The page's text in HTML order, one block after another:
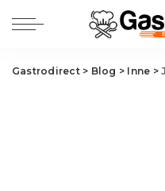
Gastrodirect> Blog > Inne >